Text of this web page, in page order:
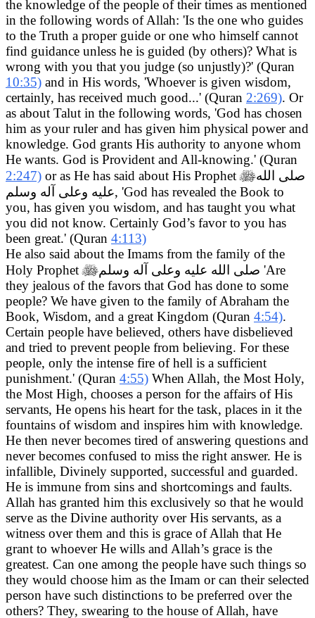
the knowledge of the people of their times as mentioned
in the following words of Allah: 'Is the one who guides
to the Truth a proper guide or one who himself cannot
find guidance unless he is guided (by others)? What is
wrong with you that you judge (so unjustly)?' (Quran
10:35) and in His words, 'Whoever is given wisdom,
certainly, has received much good...' (Quran 2:269). Or
as about Talut in the following words, 'God has chosen
him as your ruler and has given him physical power and
knowledge. God grants His authority to anyone whom
He wants. God is Provident and All-knowing.' (Quran
2:247) or as He has said about His Prophetصلى الله
عليه وعلى آله وسلم, 'God has revealed the Book to
you, has given you wisdom, and has taught you what
you did not know. Certainly God’s favor to you has
been great.' (Quran 4:113)
He also said about the Imams from the family of the
Holy Prophetصلى الله عليه وعلى آله وسلم 'Are
they jealous of the favors that God has done to some
people? We have given to the family of Abraham the
Book, Wisdom, and a great Kingdom (Quran 4:54).
Certain people have believed, others have disbelieved
and tried to prevent people from believing. For these
people, only the intense fire of hell is a sufficient
punishment.' (Quran 4:55) When Allah, the Most Holy,
the Most High, chooses a person for the affairs of His
servants, He opens his heart for the task, places in it the
fountains of wisdom and inspires him with knowledge.
He then never becomes tired of answering questions and
never becomes confused to miss the right answer. He is
infallible, Divinely supported, successful and guarded.
He is immune from sins and shortcomings and faults.
Allah has granted him this exclusively so that he would
serve as the Divine authority over His servants, as a
witness over them and this is grace of Allah that He
grant to whoever He wills and Allah’s grace is the
greatest. Can one among the people have such things so
they would choose him as the Imam or can their selected
person have such distinctions to be preferred over the
others? They, swearing to the house of Allah, have